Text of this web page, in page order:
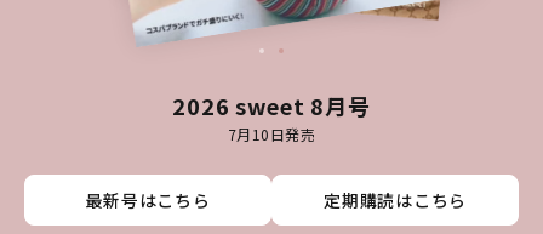
2026 sweet 8月号
7月10日発売
最新号はこちら 定期購読はこちら
最新号はこちら 定期購読はこちら
最新号はこちら 定期購読はこちら
最新号はこちら 定期購読はこちら